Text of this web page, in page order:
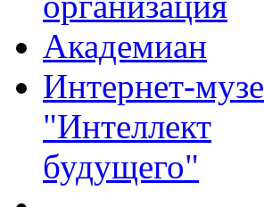
Академиан
Интернет-
"Интеллект
будущего"